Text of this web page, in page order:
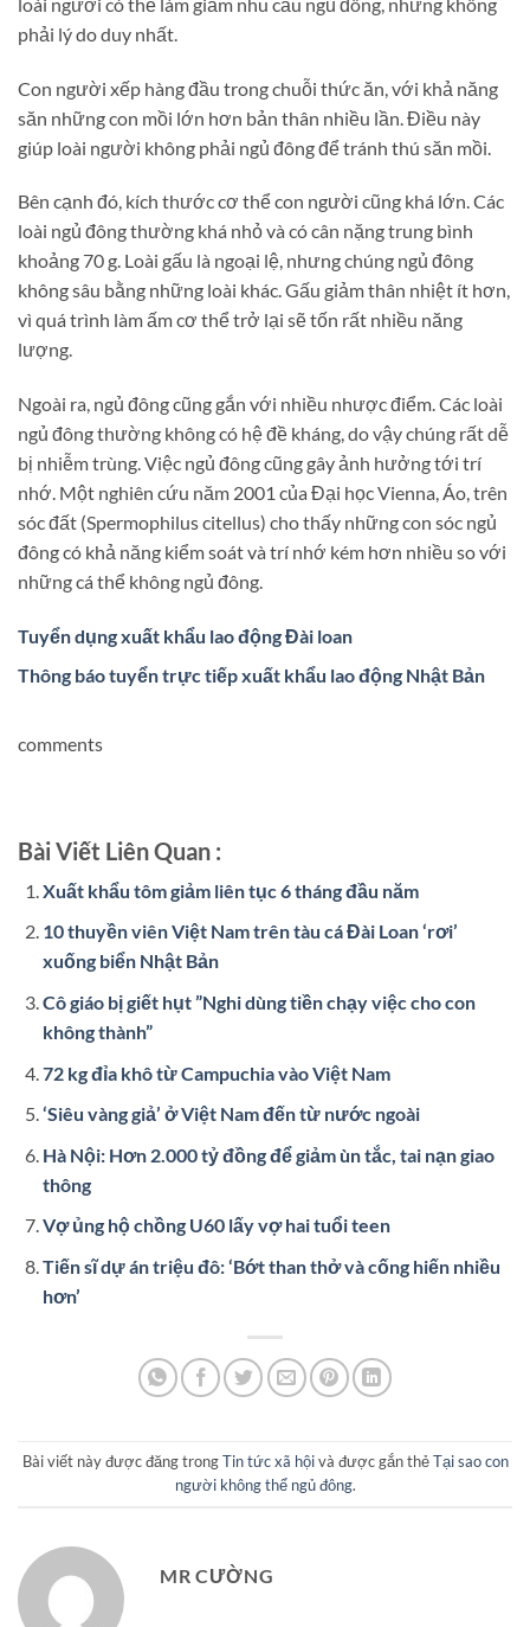
phải lý do duy nhất.
Con người xếp hàng đầu trong chuỗi thức ăn, với khả năng
săn những con mồi lớn hơn bản thân nhiều lần. Điều này
giúp loài người không phải ngủ đông để tránh thú săn mồi.
Bên cạnh đó, kích thước cơ thể con người cũng khá lớn. Các
loài ngủ đông thường khá nhỏ và có cân nặng trung bình
khoảng 70 g. Loài gấu là ngoại lệ, nhưng chúng ngủ đông
không sâu bằng những loài khác. Gấu giảm thân nhiệt ít hơn,
vì quá trình làm ấm cơ thể trở lại sẽ tốn rất nhiều năng
lượng.
Ngoài ra, ngủ đông cũng gắn với nhiều nhược điểm. Các loài
ngủ đông thường không có hệ đề kháng, do vậy chúng rất dễ
bị nhiễm trùng. Việc ngủ đông cũng gây ảnh hưởng tới trí
nhớ. Một nghiên cứu năm 2001 của Đại học Vienna, Áo, trên
sóc đất (Spermophilus citellus) cho thấy những con sóc ngủ
đông có khả năng kiểm soát và trí nhớ kém hơn nhiều so với
những cá thể không ngủ đông.
Tuyển dụng xuất khẩu lao động Đài loan
Thông báo tuyển trực tiếp xuất khẩu lao động Nhật Bản
comments
Bài Viết Liên Quan :
Xuất khẩu tôm giảm liên tục 6 tháng đầu năm
10 thuyền viên Việt Nam trên tàu cá Đài Loan ‘rơi’
xuống biển Nhật Bản
Cô giáo bị giết hụt ”Nghi dùng tiền chạy việc cho con
không thành”
72 kg đỉa khô từ Campuchia vào Việt Nam
‘Siêu vàng giả’ ở Việt Nam đến từ nước ngoài
Hà Nội: Hơn 2.000 tỷ đồng để giảm ùn tắc, tai nạn giao
thông
Vợ ủng hộ chồng U60 lấy vợ hai tuổi teen
Tiến sĩ dự án triệu đô: ‘Bớt than thở và cống hiến nhiều
hơn’
Bài viết này được đăng trongTin tức xã hộivà được gắn thẻTại sao con
người không thể ngủ đông.
MR CƯỜNG